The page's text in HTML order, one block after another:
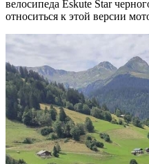
велосипеда Eskute Star
относиться к этой версии